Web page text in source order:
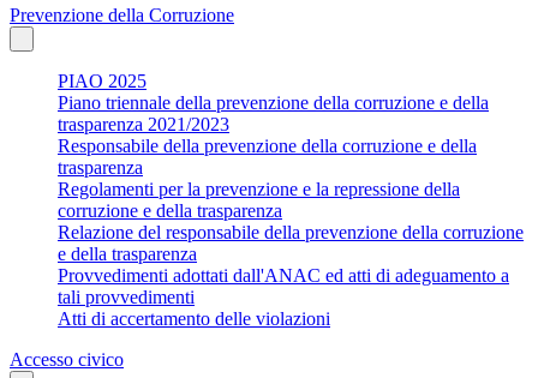
Prevenzione della Corruzione
PIAO 2025
Piano triennale della prevenzione della corruzione e della
trasparenza 2021/2023
Responsabile della prevenzione della corruzione e della
trasparenza
Regolamenti per la prevenzione e la repressione della
corruzione e della trasparenza
Relazione del responsabile della prevenzione della corruzione
e della trasparenza
Provvedimenti adottati dall'ANAC ed atti di adeguamento a
tali provvedimenti
Atti di accertamento delle violazioni
Accesso civico